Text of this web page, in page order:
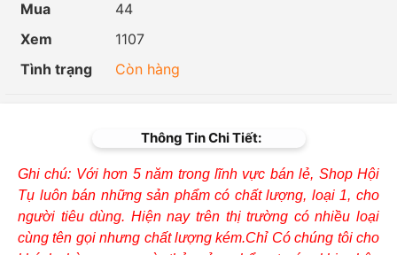
Mua
44
Xem
1107
Tình trạng
Còn hàng
Thông Tin Chi Tiết:
Ghi chú: Với hơn 5 năm trong lĩnh vực bán lẻ, Shop Hội
Tụ luôn bán những sản phẩm có chất lượng, loại 1, cho
người tiêu dùng. Hiện nay trên thị trường có nhiều loại
cùng tên gọi nhưng chất lượng kém.Chỉ Có chúng tôi cho